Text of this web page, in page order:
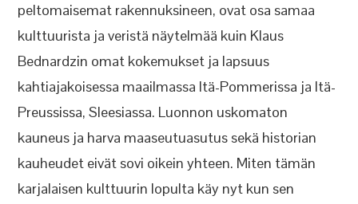
peltomaisemat rakennuksineen, ovat osa samaa
kulttuurista ja veristä näytelmää kuin Klaus
Bednardzin omat kokemukset ja lapsuus
kahtiajakoisessa maailmassa Itä-Pommerissa ja Itä-
Preussissa, Sleesiassa. Luonnon uskomaton
kauneus ja harva maaseutuasutus sekä historian
kauheudet eivät sovi oikein yhteen. Miten tämän
karjalaisen kulttuurin lopulta käy nyt kun sen